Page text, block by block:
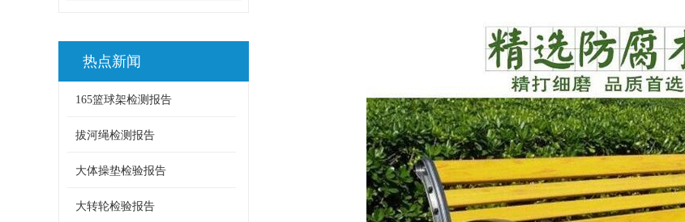
热点新闻
165篮球架检测报告
拔河绳检测报告
大体操垫检验报告
大转轮检验报告